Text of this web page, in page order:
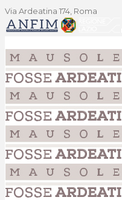
Via Ardeatina 174, Roma